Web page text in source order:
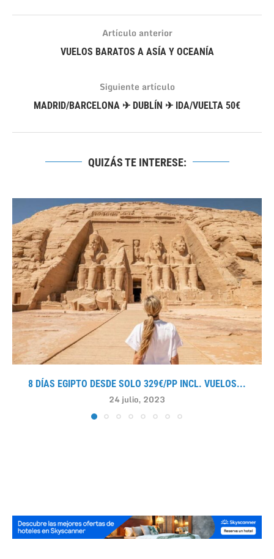
Artículo anterior
VUELOS BARATOS A ASÍA Y OCEANÍA
Siguiente artículo
MADRID/BARCELONA ✈ DUBLÍN ✈ IDA/VUELTA 50€
QUIZÁS TE INTERESE:
8 DÍAS EGIPTO DESDE SOLO 329€/PP INCL. VUELOS...
24 julio, 2023